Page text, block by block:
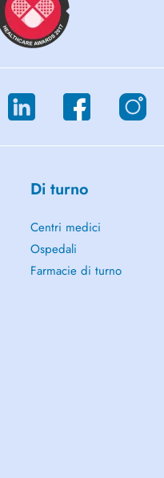
Di turno
Centri medici
Ospedali
Farmacie di turno